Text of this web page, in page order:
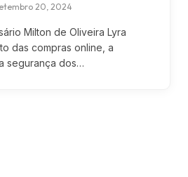
20, 2024
Milton de Oliveira Lyra
das compras online, a
segurança dos…